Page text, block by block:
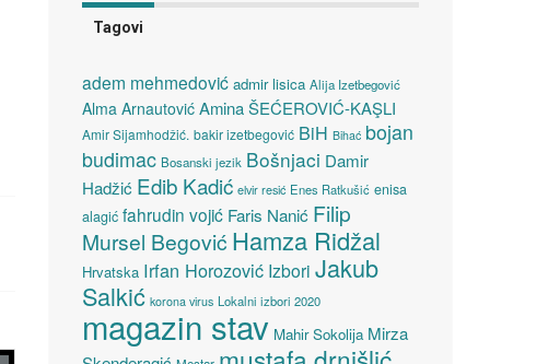
Tagovi
adem mehmedović admir lisica Alija Izetbegović
Alma Arnautović Amina ŠEĆEROVIĆ-KAŞLI
Amir Sijamhodžić. bakir izetbegović BiH Bihać bojan
budimac Bosanski jezik Bošnjaci Damir
Hadžić Edib Kadić elvir resić Enes Ratkušić enisa
alagić fahrudin vojić Faris Nanić Filip
Mursel Begović Hamza Ridžal
Hrvatska Irfan Horozović Izbori Jakub
Salkić korona virus Lokalni izbori 2020
magazin stav Mahir Sokolija Mirza